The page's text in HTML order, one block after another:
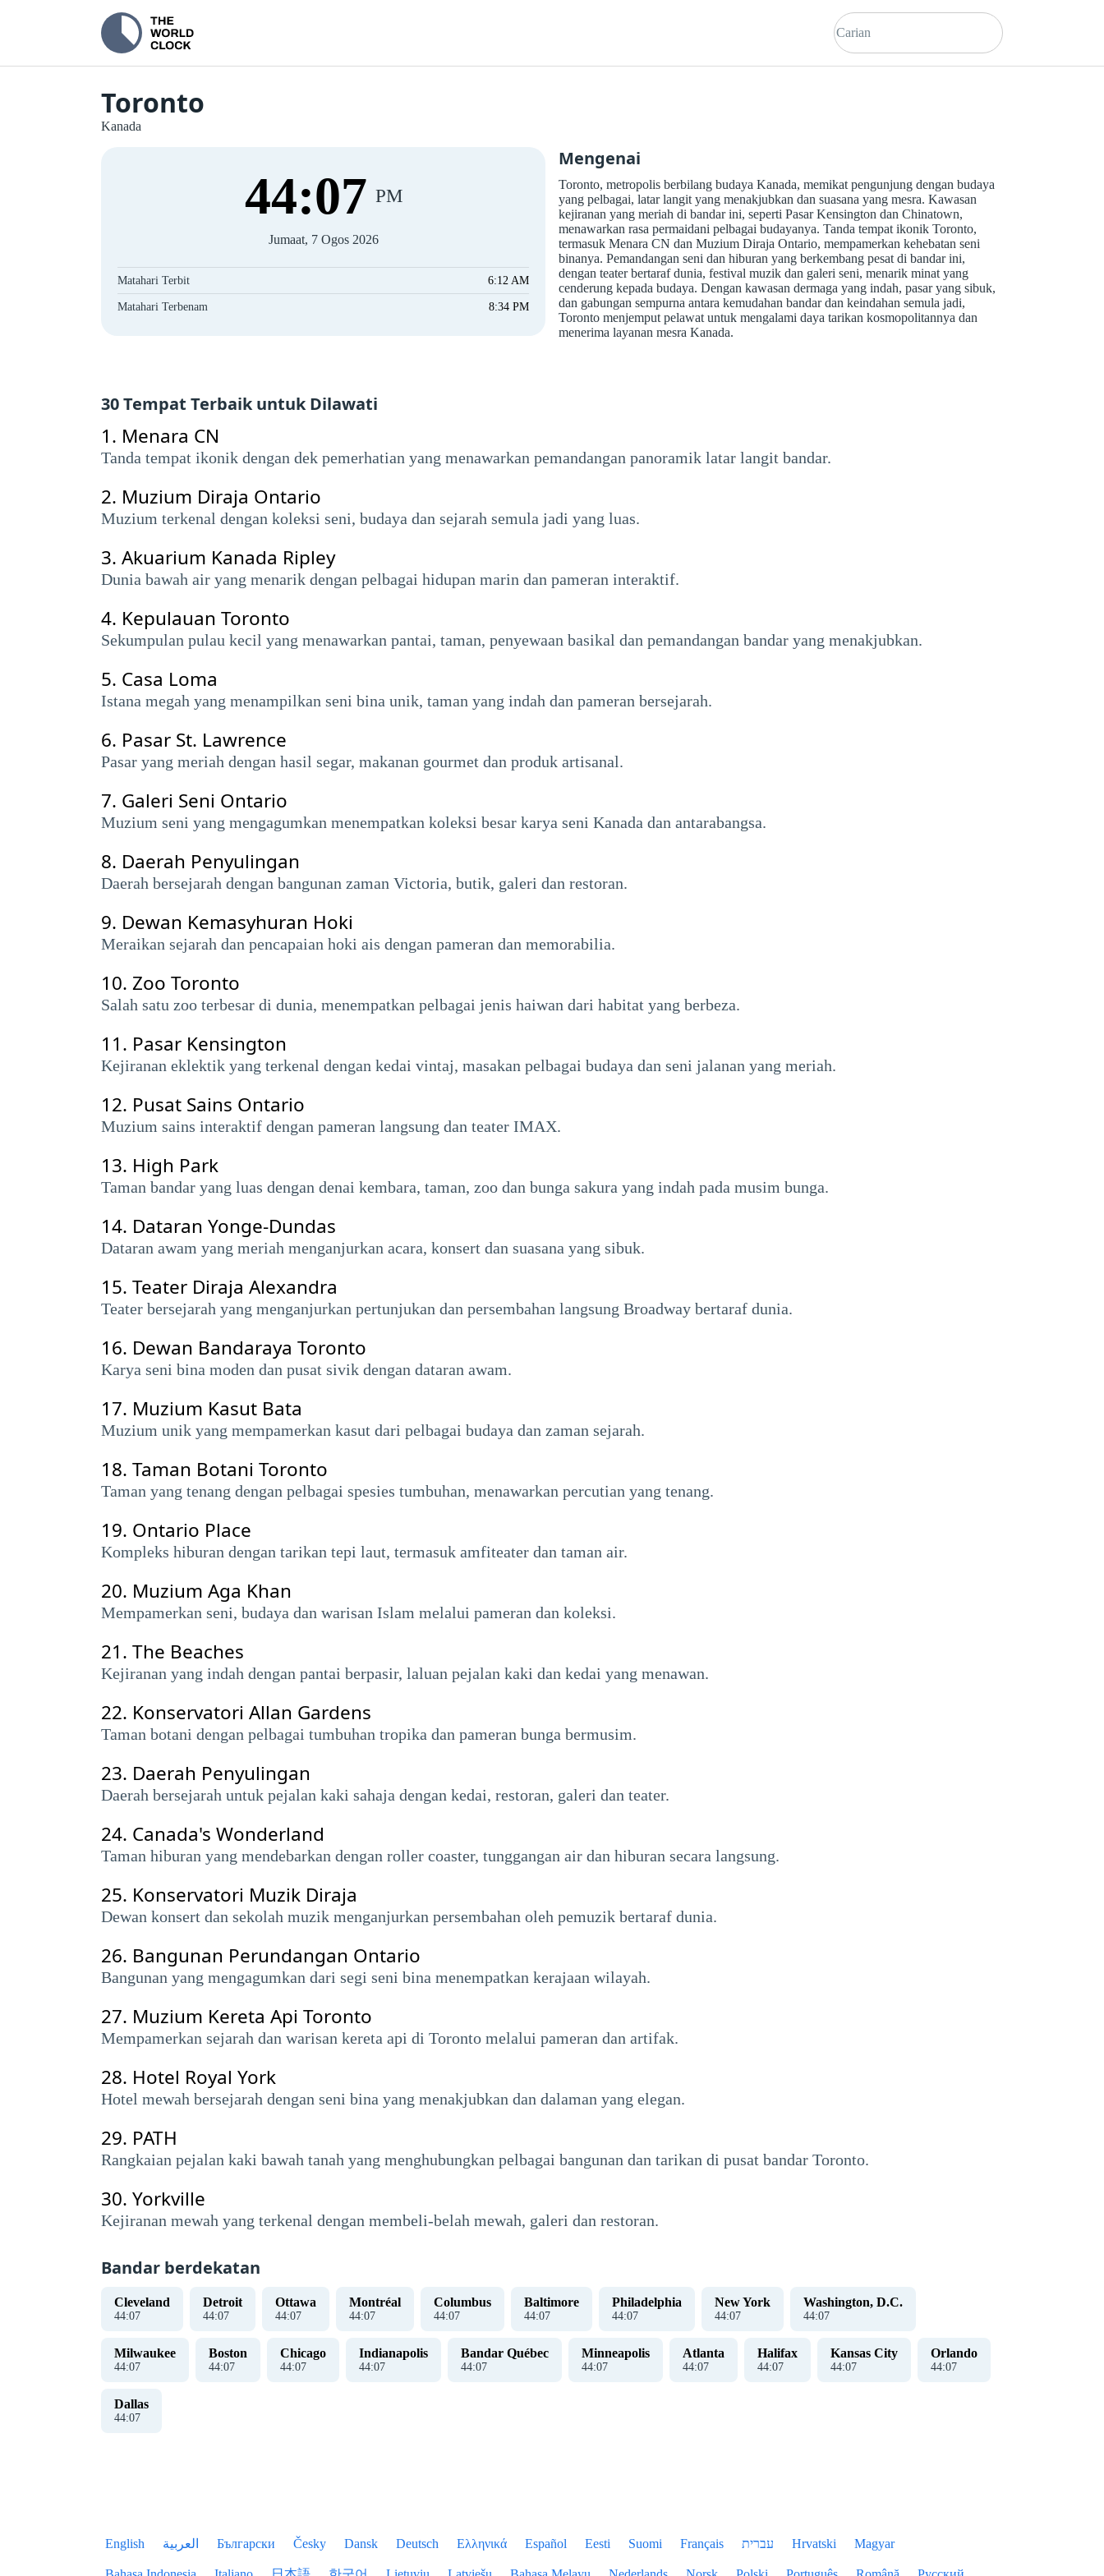
Toronto
Kanada
44:08 PM
Jumaat, 7 Ogos 2026
Matahari Terbit 6:12 AM
Matahari Terbenam 8:34 PM
Mengenai
Toronto, metropolis berbilang budaya Kanada, memikat pengunjung dengan budaya
yang pelbagai, latar langit yang menakjubkan dan suasana yang mesra. Kawasan
kejiranan yang meriah di bandar ini, seperti Pasar Kensington dan Chinatown,
menawarkan rasa permaidani pelbagai budayanya. Tanda tempat ikonik Toronto,
termasuk Menara CN dan Muzium Diraja Ontario, mempamerkan kehebatan seni
binanya. Pemandangan seni dan hiburan yang berkembang pesat di bandar ini,
dengan teater bertaraf dunia, festival muzik dan galeri seni, menarik minat yang
cenderung kepada budaya. Dengan kawasan dermaga yang indah, pasar yang sibuk,
dan gabungan sempurna antara kemudahan bandar dan keindahan semula jadi,
Toronto menjemput pelawat untuk mengalami daya tarikan kosmopolitannya dan
menerima layanan mesra Kanada.
30 Tempat Terbaik untuk Dilawati
1. Menara CN
Tanda tempat ikonik dengan dek pemerhatian yang menawarkan pemandangan panoramik latar langit bandar.
2. Muzium Diraja Ontario
Muzium terkenal dengan koleksi seni, budaya dan sejarah semula jadi yang luas.
3. Akuarium Kanada Ripley
Dunia bawah air yang menarik dengan pelbagai hidupan marin dan pameran interaktif.
4. Kepulauan Toronto
Sekumpulan pulau kecil yang menawarkan pantai, taman, penyewaan basikal dan pemandangan bandar yang menakjubkan.
5. Casa Loma
Istana megah yang menampilkan seni bina unik, taman yang indah dan pameran bersejarah.
6. Pasar St. Lawrence
Pasar yang meriah dengan hasil segar, makanan gourmet dan produk artisanal.
7. Galeri Seni Ontario
Muzium seni yang mengagumkan menempatkan koleksi besar karya seni Kanada dan antarabangsa.
8. Daerah Penyulingan
Daerah bersejarah dengan bangunan zaman Victoria, butik, galeri dan restoran.
9. Dewan Kemasyhuran Hoki
Meraikan sejarah dan pencapaian hoki ais dengan pameran dan memorabilia.
10. Zoo Toronto
Salah satu zoo terbesar di dunia, menempatkan pelbagai jenis haiwan dari habitat yang berbeza.
11. Pasar Kensington
Kejiranan eklektik yang terkenal dengan kedai vintaj, masakan pelbagai budaya dan seni jalanan yang meriah.
12. Pusat Sains Ontario
Muzium sains interaktif dengan pameran langsung dan teater IMAX.
13. High Park
Taman bandar yang luas dengan denai kembara, taman, zoo dan bunga sakura yang indah pada musim bunga.
14. Dataran Yonge-Dundas
Dataran awam yang meriah menganjurkan acara, konsert dan suasana yang sibuk.
15. Teater Diraja Alexandra
Teater bersejarah yang menganjurkan pertunjukan dan persembahan langsung Broadway bertaraf dunia.
16. Dewan Bandaraya Toronto
Karya seni bina moden dan pusat sivik dengan dataran awam.
17. Muzium Kasut Bata
Muzium unik yang mempamerkan kasut dari pelbagai budaya dan zaman sejarah.
18. Taman Botani Toronto
Taman yang tenang dengan pelbagai spesies tumbuhan, menawarkan percutian yang tenang.
19. Ontario Place
Kompleks hiburan dengan tarikan tepi laut, termasuk amfiteater dan taman air.
20. Muzium Aga Khan
Mempamerkan seni, budaya dan warisan Islam melalui pameran dan koleksi.
21. The Beaches
Kejiranan yang indah dengan pantai berpasir, laluan pejalan kaki dan kedai yang menawan.
22. Konservatori Allan Gardens
Taman botani dengan pelbagai tumbuhan tropika dan pameran bunga bermusim.
23. Daerah Penyulingan
Daerah bersejarah untuk pejalan kaki sahaja dengan kedai, restoran, galeri dan teater.
24. Canada's Wonderland
Taman hiburan yang mendebarkan dengan roller coaster, tunggangan air dan hiburan secara langsung.
25. Konservatori Muzik Diraja
Dewan konsert dan sekolah muzik menganjurkan persembahan oleh pemuzik bertaraf dunia.
26. Bangunan Perundangan Ontario
Bangunan yang mengagumkan dari segi seni bina menempatkan kerajaan wilayah.
27. Muzium Kereta Api Toronto
Mempamerkan sejarah dan warisan kereta api di Toronto melalui pameran dan artifak.
28. Hotel Royal York
Hotel mewah bersejarah dengan seni bina yang menakjubkan dan dalaman yang elegan.
29. PATH
Rangkaian pejalan kaki bawah tanah yang menghubungkan pelbagai bangunan dan tarikan di pusat bandar Toronto.
30. Yorkville
Kejiranan mewah yang terkenal dengan membeli-belah mewah, galeri dan restoran.
Bandar berdekatan
Cleveland
44:08
Detroit
44:08
Ottawa
44:08
Montréal
44:08
Columbus
44:08
Baltimore
44:08
Philadelphia
44:08
New York
44:08
Washington, D.C.
44:08
Milwaukee
44:08
Boston
44:08
Chicago
44:08
Indianapolis
44:08
Bandar Québec
44:08
Minneapolis
44:08
Atlanta
44:08
Halifax
44:08
Kansas City
44:08
Orlando
44:08
Dallas
44:08
English العربية Български Česky Dansk Deutsch Ελληνικά Español Eesti Suomi Français עברית Hrvatski Magyar